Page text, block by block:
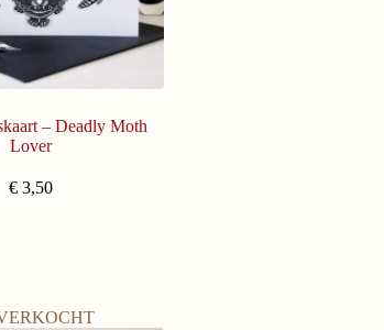
– Deadly Moth
Lover
€3,50